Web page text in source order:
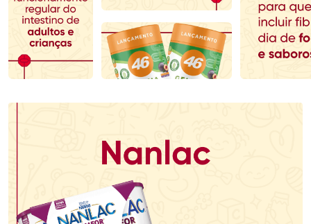
Comprar sem Desconto
Por R$ 153,99/cada
Comprar sem Desconto
Por R$ 153,99/cada
Comprar sem Desconto
Por R$ 104,79/cada
Comprar sem Desconto
Por R$ 104,79/cada